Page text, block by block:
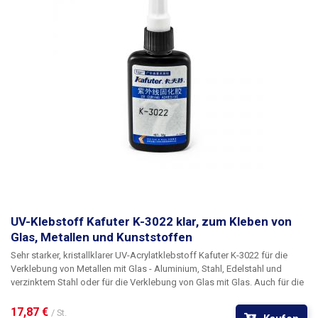
UV-Klebstoff Kafuter K-3022 klar, zum Kleben von
Glas, Metallen und Kunststoffen
Sehr starker, kristallklarer UV-Acrylatklebstoff Kafuter K-3022 für die
Verklebung von Metallen mit Glas - Aluminium, Stahl, Edelstahl und
verzinktem Stahl oder für die Verklebung von Glas mit Glas. Auch für die
Klebstoff ist nach der Aushärtung mit UV-Licht und unter Ausschluss
17,87 € / St.